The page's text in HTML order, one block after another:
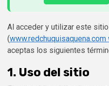
Al acceder y utilizar este
(
aceptas los siguientes
1. Uso del sitio